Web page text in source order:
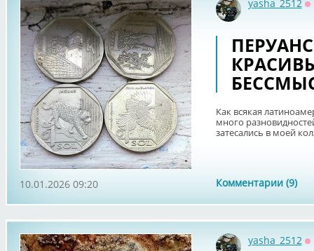
yasha_2512
Как всякая
много
затесались в моей
Комментарии (9)
10.01.2026 09:20
yasha_2512